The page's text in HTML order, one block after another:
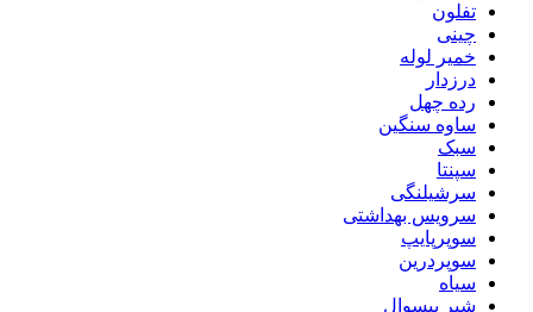
تفلون
چینی
خمیر لوله
درزدار
رده چهل
ساوه سنگین
سبک
سپنتا
سرشیلنگی
سرویس بهداشتی
سوپرپایپ
سوپردرین
سیاه
شیر پیسوال